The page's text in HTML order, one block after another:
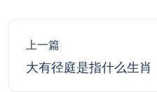
上一篇
大有径庭是指什么生肖